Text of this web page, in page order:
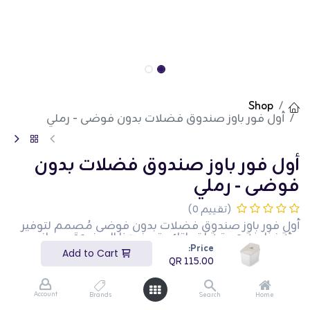
Price:
115.00
Home
Search
Brands
Account
Shop
أول فور باوز صندوق فضلات بدون فوضى - رملي
أول فور باوز صندوق فضلات بدون
فوضى - رملي
(تقييم 0)
أول فور باوز صندوق فضلات بدون فوضى مُصمم لتوفير
بيئة نظيفة ومرتبة لقطتك. يتميز هذا الصندوق بجوانب
عالية وحافة واقية لمنع تناثر الفضلات وتقليل الفوضى.
يندمج اللون الرملي بسلاسة مع أي ديكور منزلي. مصنوع
من مواد متينة، يضمن استخدامًا طويل الأمد وصيانة
سهلة. يتيح الفتح الكبير سهولة الوصول لقطتك، مما
يجعله مريحًا للاستخدام. هذا الصندوق مثالي لأصحاب
القطط الذين يبحثون عن حل فضلات فعال وسهل